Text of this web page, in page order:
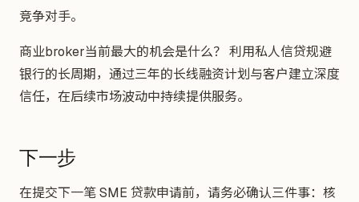
竞争对手。
商业broker当前最大的机会是什么？ 利用私人信贷规避
银行的长周期，通过三年的长线融资计划与客户建立深度
信任，在后续市场波动中持续提供服务。
下一步
在提交下一笔 SME 贷款申请前，请务必确认三件事：核